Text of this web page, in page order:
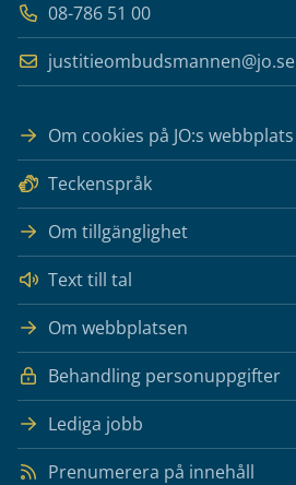
08-786 51 00
justitieombudsmannen@jo.se
Om cookies på JO:s webbplats
Teckenspråk
Om tillgänglighet
Text till tal
Om webbplatsen
Behandling personuppgifter
Lediga jobb
Prenumerera på innehåll